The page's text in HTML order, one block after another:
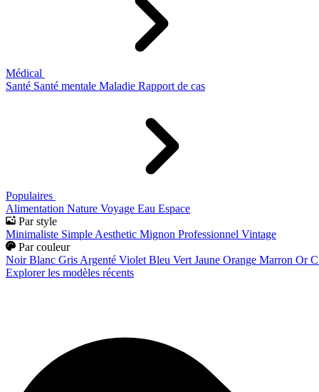
Médical
Santé Santé mentale Maladie Rapport de cas
Populaires
Alimentation Nature Voyage Eau Espace
Par style
Minimaliste Simple Aesthetic Mignon Professionnel Vintage
Par couleur
Noir Blanc Gris Argenté Violet Bleu Vert Jaune Orange Marron Or
Explorer les modèles récents